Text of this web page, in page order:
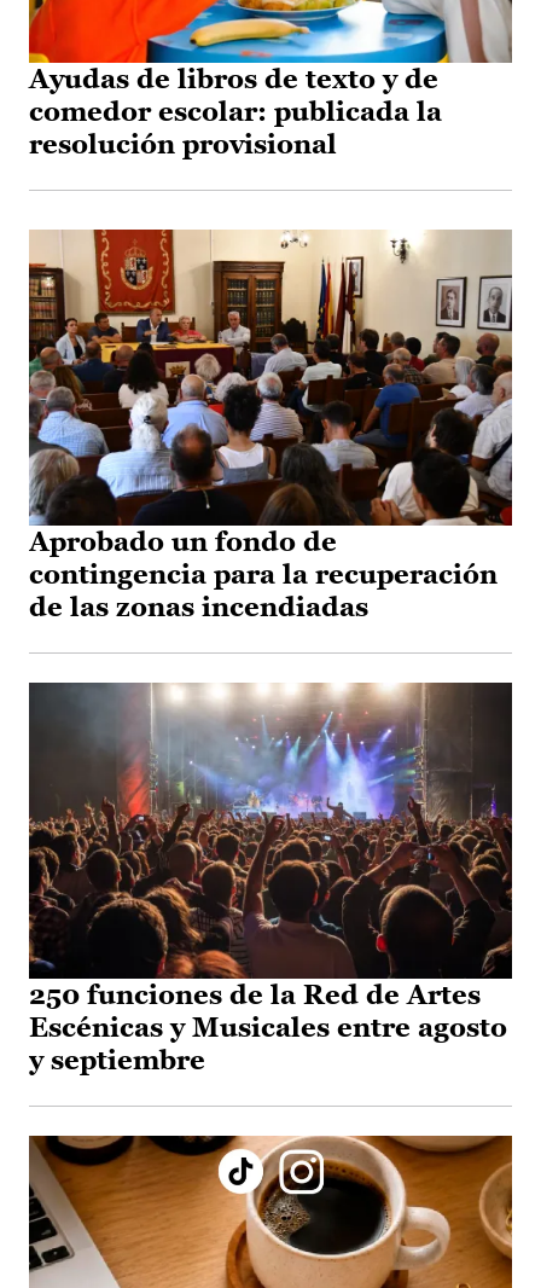
Ayudas de libros de texto y de
comedor escolar: publicada la
resolución provisional
Aprobado un fondo de
contingencia para la recuperación
de las zonas incendiadas
250 funciones de la Red de Artes
Escénicas y Musicales entre agosto
y septiembre